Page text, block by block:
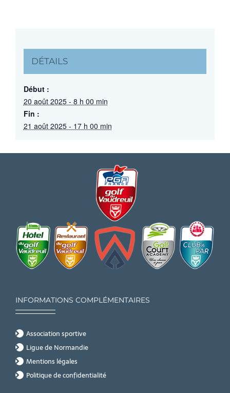
DÉTAILS
Début :
20 août 2025 - 8 h 00 min
Fin :
21 août 2025 - 17 h 00 min
INFORMATIONS COMPLÉMENTAIRES
Association sportive
Ligue de Normandie
Mentions légales
Politique de confidentialité